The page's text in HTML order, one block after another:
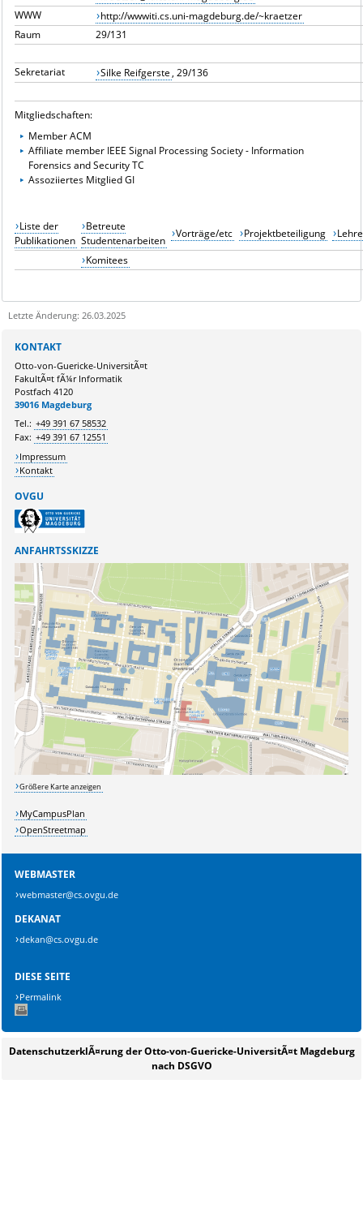
WWW
http://wwwiti.cs.uni-magdeburg.de/~kraetzer
Raum
29/131
Sekretariat Silke Reifgerste, 29/136
Mitgliedschaften:
Member ACM
Affiliate member IEEE Signal Processing Society - Information
Forensics and Security TC
Assoziiertes Mitglied GI
Liste der
Publikationen
Betreute
Studentenarbeiten
Vorträge/etc Projektbeteiligung
Lehre
Komitees
Letzte Änderung: 26.03.2025
Ihre E-Mailadresse:
Ihr Anliegen:
Sicherheitsabfrage:
Lösung:
OVGU
KONTAKT
Otto-von-Guericke-UniversitÃ¤t
FakultÃ¤t fÃ¼r Informatik
Postfach 4120
39016 Magdeburg
Tel.: +49 391 67 58532
Fax: +49 391 67 12551
Impressum
Kontakt
ANFAHRTSSKIZZE
Größere Karte anzeigen
MyCampusPlan
OpenStreetmap
WEBMASTER
webmaster@cs.ovgu.de
DEKANAT
dekan@cs.ovgu.de
DIESE SEITE
Permalink
DatenschutzerklÃ¤rung der Otto-von-Guericke-UniversitÃ¤t Magdeburg
nach DSGVO